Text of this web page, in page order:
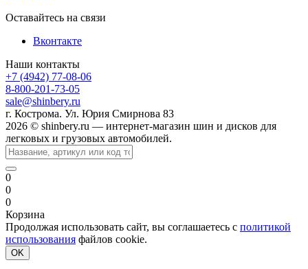
Оставайтесь на связи
Вконтакте
Наши контакты
+7 (4942) 77-08-06
8-800-201-73-05
sale@shinbery.ru
г. Кострома. Ул. Юрия Смирнова 83
2026 © shinbery.ru — интернет-магазин шин и дисков для
легковых и грузовых автомобилей.
0
0
0
Корзина
Продолжая использовать сайт, вы соглашаетесь с политикой
использования файлов cookie.
OK